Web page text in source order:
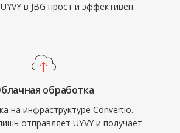
в JBG прост и эффективен.
обработка
на инфраструктуре Convertio.
отправляет UYVY и получает